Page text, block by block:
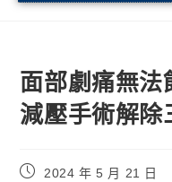
面部劇痛無法
減壓手術解除
2024 年 5 月 21 日